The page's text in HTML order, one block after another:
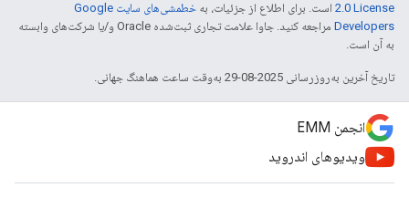
2.0 License است. برای اطلاع از جزئیات، به
خطمشی‌های سایت Google
Developers‏
مراجعه کنید. جاوا علامت تجاری ثبت‌شده Oracle و/یا شرکت‌های وابسته
به آن است.
تاریخ آخرین به‌روزرسانی 2025-08-29 به‌وقت ساعت هماهنگ جهانی.
انجمن EMM
ویدیوهای اندروید